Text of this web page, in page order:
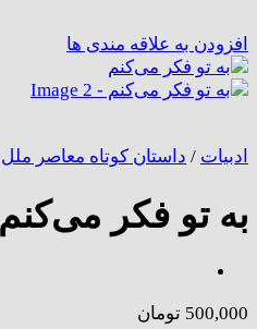
افزودن به علاقه مندی ها
ادبیات / داستان کوتاه معاصر ملل
به تو فکر می‌کنم
500,000 تومان